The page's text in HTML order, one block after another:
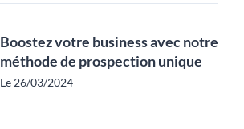
Boostez votre business avec notre
méthode de prospection unique
Le 26/03/2024